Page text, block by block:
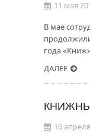
11 мая
В мае
года
ДАЛЕЕ
16